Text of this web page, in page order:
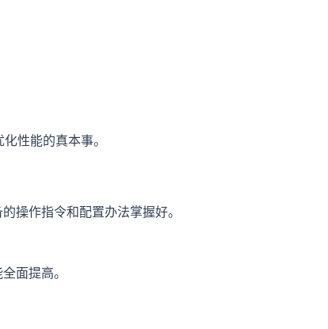
性能的真本事。
操作指令和配置办法掌握好。
面提高。